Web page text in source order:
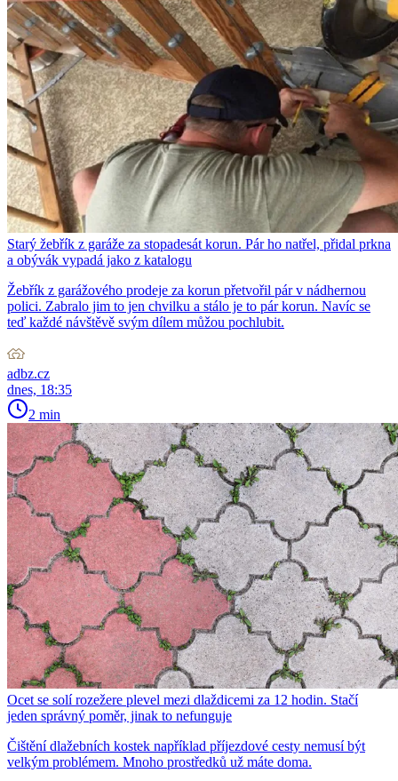
Starý žebřík z garáže za stopadesát korun. Pár ho natřel, přidal prkna
a obývák vypadá jako z katalogu
Žebřík z garážového prodeje za korun přetvořil pár v nádhernou
polici. Zabralo jim to jen chvilku a stálo je to pár korun. Navíc se
teď každé návštěvě svým dílem můžou pochlubit.
adbz.cz
dnes, 18:35
2 min
Ocet se solí rozežere plevel mezi dlaždicemi za 12 hodin. Stačí
jeden správný poměr, jinak to nefunguje
Čištění dlažebních kostek například příjezdové cesty nemusí být
velkým problémem. Mnoho prostředků už máte doma.